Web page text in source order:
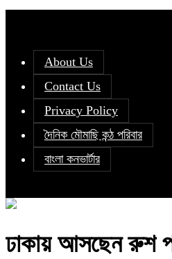
About Us
Contact Us
Privacy Policy
দৈনিক মৌমাছি কন্ঠ পরিবার
বাংলা কনভার্টার
ঢাকায় আসছেন রুশ